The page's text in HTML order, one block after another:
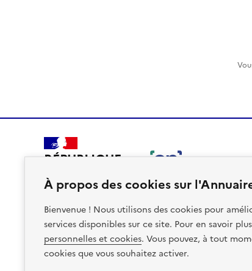
À propos des cookies sur
Bienvenue ! Nous utilisons des cookies pour
services disponibles sur ce site. Pour en savoir
personnelles et cookies. Vous pouvez, à tout
cookies que vous souhaitez activer.
RÉPUBLIQUE
Plan du site Accessibilite : non conforme